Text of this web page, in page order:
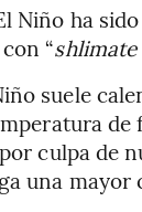
Niño ha
“shlimate
suele
de
culpa de
una mayor